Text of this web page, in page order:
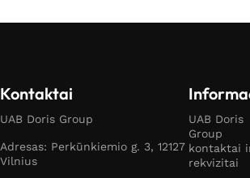
Kontaktai
UAB Doris Group
Adresas: Perkūnkiemio g. 3, 12127
Vilnius
UAB Doris
Group
kontaktai
rekvizitai